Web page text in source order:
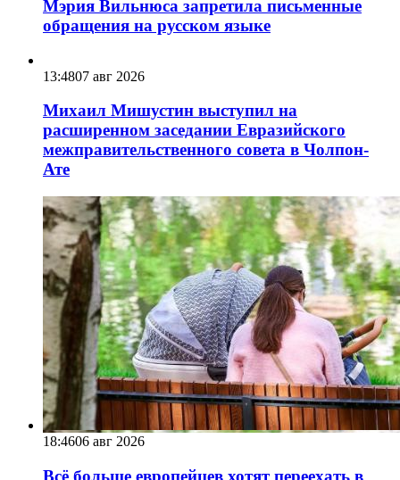
Мэрия Вильнюса запретила письменные
обращения на русском языке
13:4807 авг 2026
Михаил Мишустин выступил на
расширенном заседании Евразийского
межправительственного совета в Чолпон-
Ате
18:4606 авг 2026
Всё больше европейцев хотят переехать в